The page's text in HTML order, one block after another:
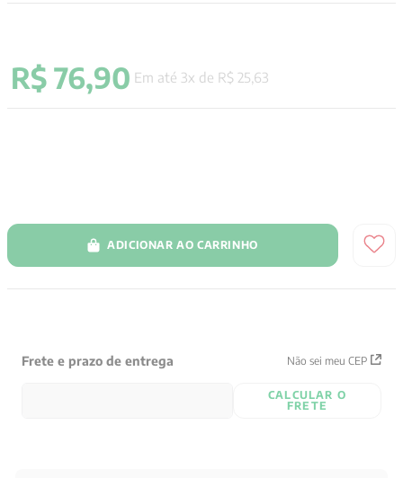
R$ 76,90 Em até 3x de R$ 25 63
ADICIONAR AO CARRINHO
Frete e prazo de entrega Não sei meu CEP
CALCULAR O
FRETE